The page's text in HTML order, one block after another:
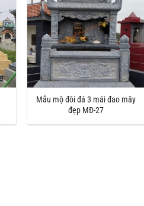
Mẫu mộ đôi đá 3 mái đao mây
đẹp MĐ-27